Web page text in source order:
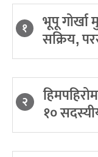
१ भूपू गोर्खा
सक्रिय,
२ १०